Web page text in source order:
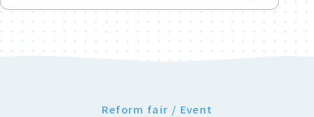
Reform fair / Event